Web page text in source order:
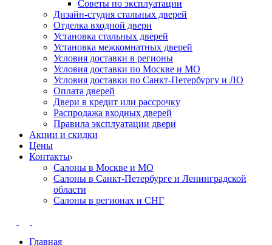
Cоветы по эксплуатации
Дизайн-студия стальных дверей
Отделка входной двери
Установка стальных дверей
Установка межкомнатных дверей
Условия доставки в регионы
Условия доставки по Москве и МО
Условия доставки по Санкт-Петербургу и ЛО
Оплата дверей
Двери в кредит или рассрочку
Распродажа входных дверей
Правила эксплуатации двери
Акции и скидки
Цены
Контакты
Салоны в Москве и МО
Салоны в Санкт-Петербурге и Ленинградской
области
Салоны в регионах и СНГ
Главная